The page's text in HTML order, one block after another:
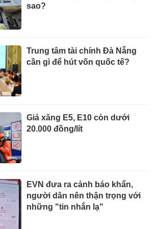
sao?
Trung tâm tài chính Đà Nẵng
cần gì để hút vốn quốc tế?
Giá xăng E5, E10 còn dưới
20.000 đồng/lít
EVN đưa ra cảnh báo khẩn,
người dân nên thận trọng với
những "tin nhắn lạ"